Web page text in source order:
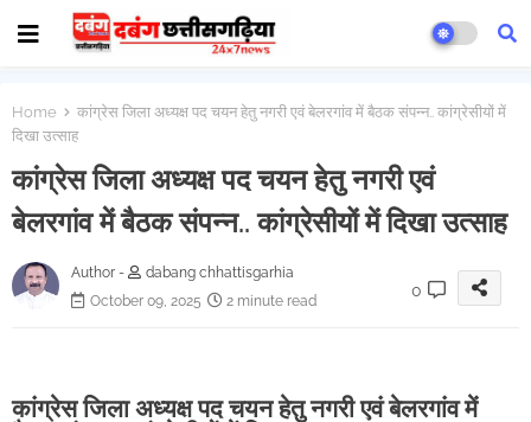
Home
कांग्रेस जिला अध्यक्ष पद चयन हेतु नगरी एवं बेलरगांव में बैठक संपन्न.. कांग्रेसीयों में
दिखा उत्साह
कांग्रेस जिला अध्यक्ष पद चयन हेतु नगरी एवं
बेलरगांव में बैठक संपन्न.. कांग्रेसीयों में दिखा उत्साह
Author -
dabang chhattisgarhia
October 09, 2025
2 minute read
0
कांग्रेस जिला अध्यक्ष पद चयन हेतु नगरी एवं बेलरगांव में